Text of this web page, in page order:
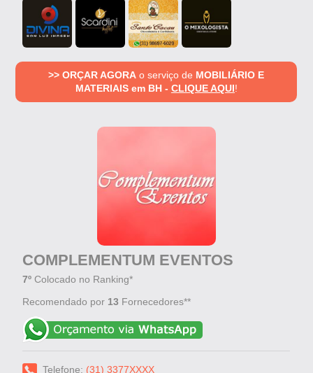
>> ORÇAR AGORA o serviço de MOBILIÁRIO E
MATERIAIS em BH - CLIQUE AQUI!
COMPLEMENTUM EVENTOS
7º Colocado no Ranking*
Recomendado por 13 Fornecedores**
Telefone: (31) 3377XXXX